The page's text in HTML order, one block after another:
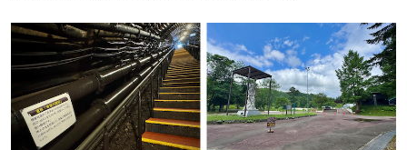
【まったり楽しみたい】 札幌市
【札幌のお気に入りを見つけたい】
【道央のお気に入りを見つけたい】